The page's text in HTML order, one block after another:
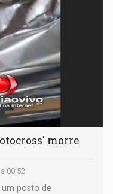
morre
00:52
posto de